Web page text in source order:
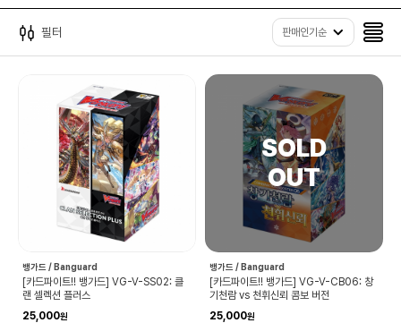
필터 판매인기순
뱅가드 / Banguard
[카드파이트!! 뱅가드] VG-V-SS02: 클
랜 셀렉션 플러스
25,000
뱅가드 / Banguard
[카드파이트!! 뱅가드] VG-V-CB06: 창
기천람 vs 천휘신뢰 콤보 버전
25,000